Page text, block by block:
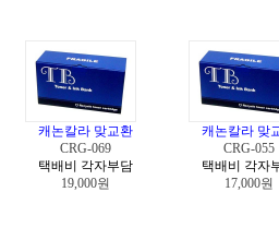
캐논칼라 맞교환
CRG-069
택배비 각자부담
19,000원
캐논칼라 맞
CRG-055
택배비 각자
17,000원